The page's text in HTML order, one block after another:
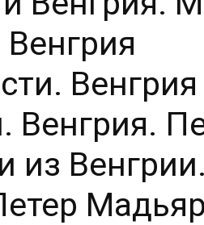
Венгрия
Венгрия.
из Венгрии.
Мадьяр